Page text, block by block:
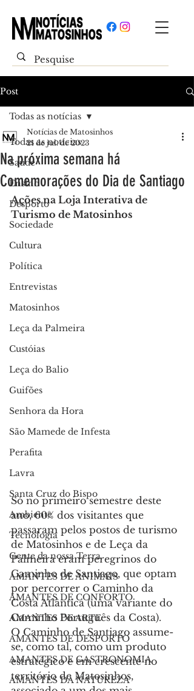
Post
Todas as notícias
Saúde
Ensino
Desporto
Sociedade
Cultura
Política
Entrevistas
Matosinhos
Leça da Palmeira
Custóias
Leça do Balio
Guifões
Senhora da Hora
São Mamede de Infesta
Perafita
Lavra
Santa Cruz do Bispo
Ambiente
Tecnologia
Gente da nossa Terra
AMANTES DE ANIMAIS
AMANTES DE CONFORTO
AMANTES DE ARTE
AMANTES DE DESPORTO
AMANTES DE GASTRONOMIA
AMANTES DA NATUREZA
Todas as notícias
Na próxima semana há
Comemorações do Dia de Santiago
Notícias de Matosinhos
21 de jul. de 2023
Ações na Loja Interativa de
Turismo de Matosinhos
Só no primeiro semestre deste
ano, 60% dos visitantes que
passaram pelos postos de turismo
de Matosinhos e de Leça da
Palmeira eram peregrinos do
Caminho de Santiago, que optam
por percorrer o Caminho da
Costa Atlântica (uma variante do
Caminho Português da Costa).
O Caminho de Santiago assume-
se, como tal, como um produto
estratégico e em crescente no
território de Matosinhos,